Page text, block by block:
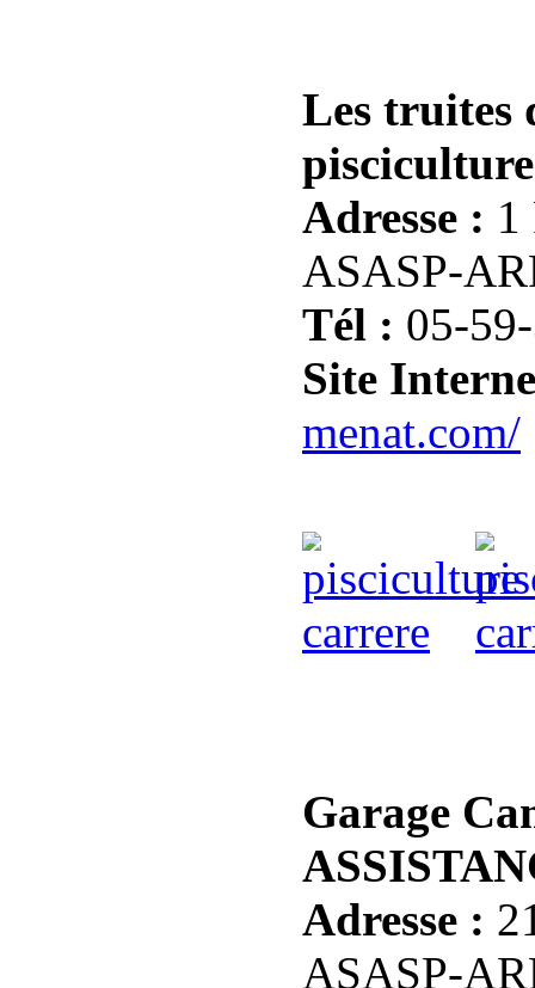
Les truites
Adresse : 1
ASASP-
Tél : 05-
Site
menat.com/
Garage
Adresse :
ASASP-